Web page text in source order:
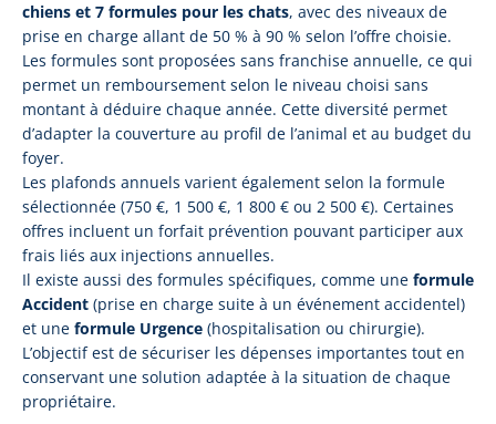
chiens et 7 formules pour les chats, avec des niveaux de
prise en charge allant de 50 % à 90 % selon l’offre choisie.
Les formules sont proposées sans franchise annuelle, ce qui
permet un remboursement selon le niveau choisi sans
montant à déduire chaque année. Cette diversité permet
d’adapter la couverture au profil de l’animal et au budget du
foyer.
Les plafonds annuels varient également selon la formule
sélectionnée (750 €, 1 500 €, 1 800 € ou 2 500 €). Certaines
offres incluent un forfait prévention pouvant participer aux
frais liés aux injections annuelles.
Il existe aussi des formules spécifiques, comme une formule
Accident (prise en charge suite à un événement accidentel)
et une formule Urgence (hospitalisation ou chirurgie).
L’objectif est de sécuriser les dépenses importantes tout en
conservant une solution adaptée à la situation de chaque
propriétaire.